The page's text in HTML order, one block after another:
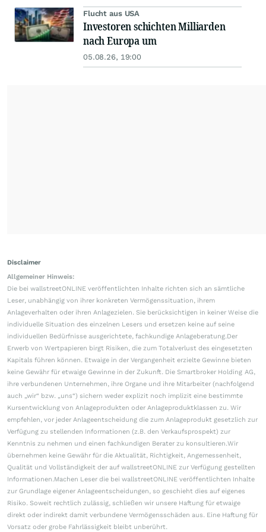
Flucht aus USA
Investoren schichten Milliarden
nach Europa um
05.08.26, 19:00
Disclaimer
Allgemeiner Hinweis:
Die bei wallstreetONLINE veröffentlichten Inhalte richten sich an sämtliche
Leser, unabhängig von ihrer konkreten Vermögenssituation, ihrem
Anlageverhalten oder ihren Anlagezielen. Sie berücksichtigen in keiner Weise die
individuelle Situation des einzelnen Lesers und ersetzen keine auf seine
individuellen Bedürfnisse ausgerichtete, fachkundige Anlageberatung.Der
Erwerb von Wertpapieren birgt Risiken, die zum Totalverlust des eingesetzten
Kapitals führen können. Etwaige in der Vergangenheit erzielte Gewinne bieten
keine Gewähr für etwaige Gewinne in der Zukunft. Die Smartbroker Holding AG,
ihre verbundenen Unternehmen, ihre Organe und ihre Mitarbeiter (nachfolgend
auch „wir“ bzw. „uns“) sichern weder explizit noch implizit eine bestimmte
Kursentwicklung von Anlageprodukten oder Anlageproduktklassen zu. Wir
empfehlen, vor jeder Anlageentscheidung die zum Anlageprodukt gesetzlich zur
Verfügung zu stellenden Informationen (z.B. den Verkaufsprospekt) zur
Kenntnis zu nehmen und einen fachkundigen Berater zu konsultieren.Wir
übernehmen keine Gewähr für die Aktualität, Richtigkeit, Angemessenheit,
Qualität und Vollständigkeit der auf wallstreetONLINE zur Verfügung gestellten
Informationen.Machen Leser die bei wallstreetONLINE veröffentlichten Inhalte
zur Grundlage eigener Anlageentscheidungen, so geschieht dies auf eigenes
Risiko. Soweit rechtlich zulässig, schließen wir unsere Haftung für etwaige
direkt oder indirekt damit verbundene Vermögensschäden aus. Eine Haftung für
Vorsatz oder grobe Fahrlässigkeit bleibt unberührt.